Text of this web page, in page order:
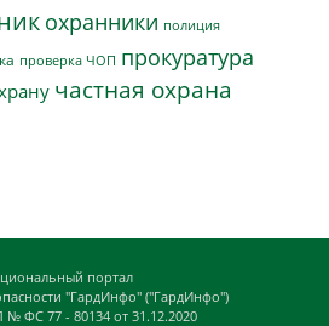
охранники полиция
проверка ЧОП прокуратура
частная охрана
портал
"ГардИнфо" ("ГардИнфо")
ФС 77 - 80134 от 31.12.2020